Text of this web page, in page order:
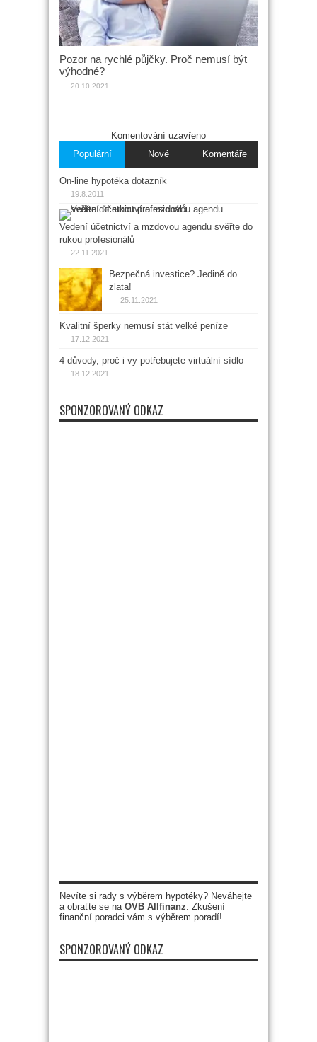
Pozor na rychlé půjčky. Proč nemusí být
výhodné?
20.10.2021
Komentování uzavřeno
Populární
Nové Komentáře
On-line hypotéka dotazník
19.8.2011
Vedení účetnictví a mzdovou agendu svěřte do
rukou profesionálů
22.11.2021
Bezpečná investice? Jedině do
zlata!
25.11.2021
Kvalitní šperky nemusí stát velké peníze
17.12.2021
4 důvody, proč i vy potřebujete virtuální sídlo
18.12.2021
SPONZOROVANÝ ODKAZ
Nevíte si rady s výběrem hypotéky? Neváhejte
a obraťte se na OVB Allfinanz. Zkušení
finanční poradci vám s výběrem poradí!
SPONZOROVANÝ ODKAZ